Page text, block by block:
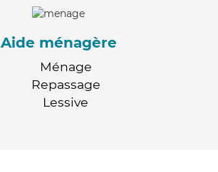
Aide ménagère
Ménage
Repassage
Lessive